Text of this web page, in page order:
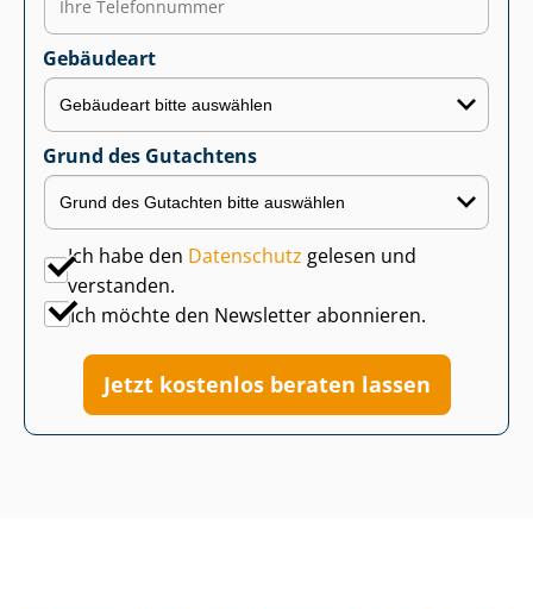
Gebäudeart
Grund des Gutachtens
Ich habe den Datenschutz gelesen und
verstanden.
Ich möchte den Newsletter abonnieren.
Jetzt kostenlos beraten lassen